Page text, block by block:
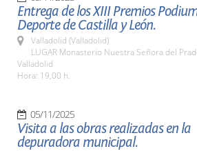
Entrega de los XIII Premios
Deporte de Castilla y León.
Valladolid (Valladolid)
LUGAR Monasterio Nuestra Señora del
Valladolid
Hora: 19,00 h.
05/11/2025
Visita a las obras realizadas en la
depuradora municipal.